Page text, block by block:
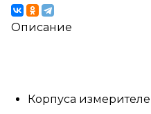
Описание
Корпуса